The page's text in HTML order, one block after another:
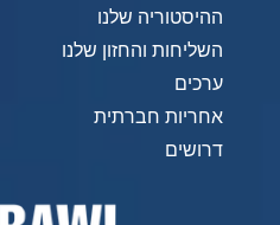
ההיסטוריה שלנו
השליחות והחזון שלנו
ערכים
אחריות חברתית
דרושים